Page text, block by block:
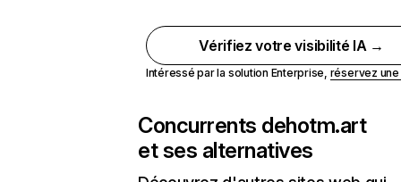
Vérifiez votre visibilité IA →
Intéressé par la solution Enterprise, réservez
Concurrents dehotm.art
et ses alternatives